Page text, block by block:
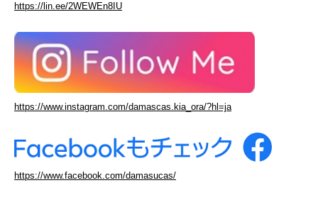
https://lin.ee/2WEWEn8IU
https://www.instagram.com/damascas.kia_ora/?hl=ja
https://www.facebook.com/damasucas/